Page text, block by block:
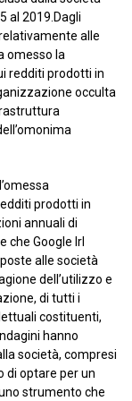
al 2019.Dagli
alle
omesso la
redditi prodotti in
occulta
prodotti in
annuali di
che Google Irl
alle società
dell’utilizzo e
di tutti i
costituenti,
hanno
società, compresi
di optare per un
strumento che